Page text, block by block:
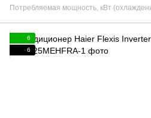
Потребляемая мощность, кВт
6
6